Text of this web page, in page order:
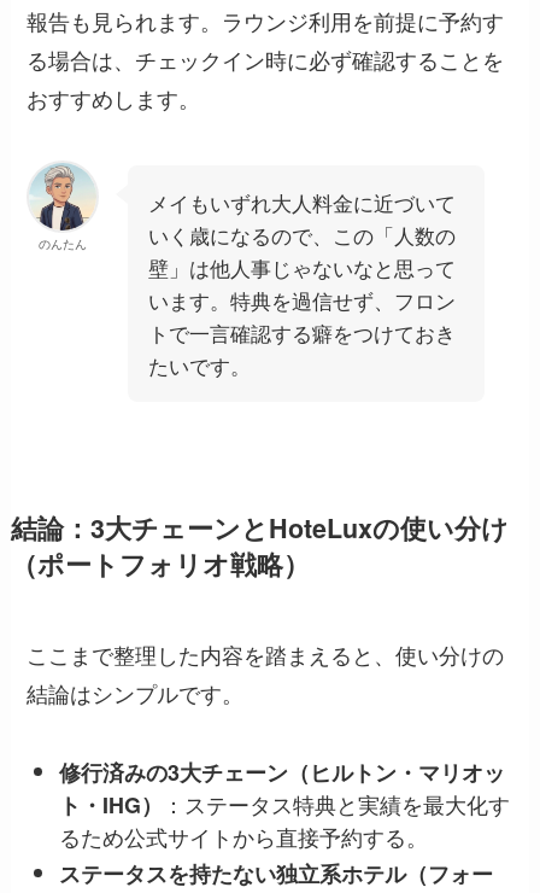
報告も見られます。ラウンジ利用を前提に予約す
る場合は、チェックイン時に必ず確認することを
おすすめします。
のんたん
メイもいずれ大人料金に近づいて
いく歳になるので、この「人数の
壁」は他人事じゃないなと思って
います。特典を過信せず、フロン
トで一言確認する癖をつけておき
たいです。
結論：3大チェーンとHoteLuxの使い分け
（ポートフォリオ戦略）
ここまで整理した内容を踏まえると、使い分けの
結論はシンプルです。
修行済みの3大チェーン（ヒルトン・マリオッ
ト・IHG）
：ステータス特典と実績を最大化す
るため公式サイトから直接予約する。
ステータスを持たない独立系ホテル（フォー